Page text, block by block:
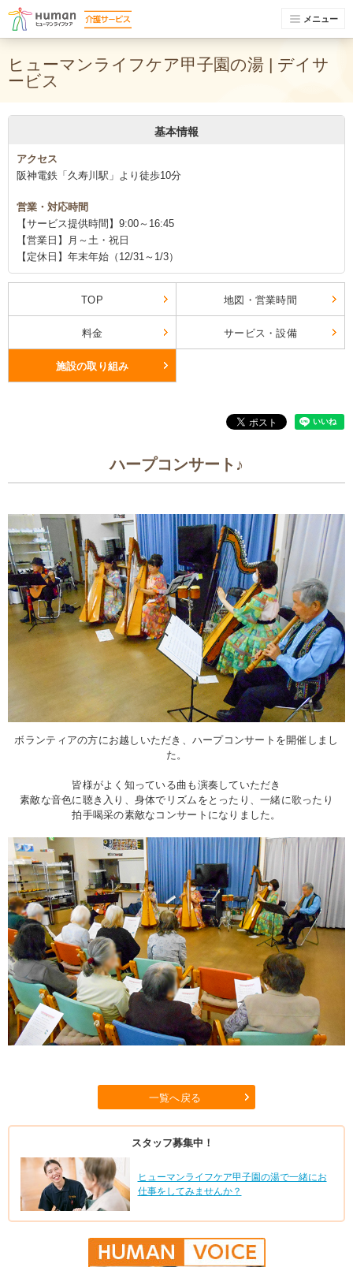
メニュー
ヒューマンライフケア甲子園の湯 | デイサ
ービス
基本情報
アクセス
阪神電鉄「久寿川駅」より徒歩10分
営業・対応時間
【サービス提供時間】9:00～16:45
【営業日】月～土・祝日
【定休日】年末年始（12/31～1/3）
TOP 地図・営業時間
料金 サービス・設備
施設の取り組み
ハープコンサート♪
ボランティアの方にお越しいただき、ハープコンサートを開催しまし
た。
皆様がよく知っている曲も演奏していただき
素敵な音色に聴き入り、身体でリズムをとったり、一緒に歌ったり
拍手喝采の素敵なコンサートになりました。
一覧へ戻る
スタッフ募集中！
ヒューマンライフケア甲子園の湯で一緒にお
仕事をしてみませんか？